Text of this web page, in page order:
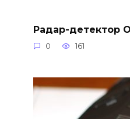
Радар-детектор
0 161